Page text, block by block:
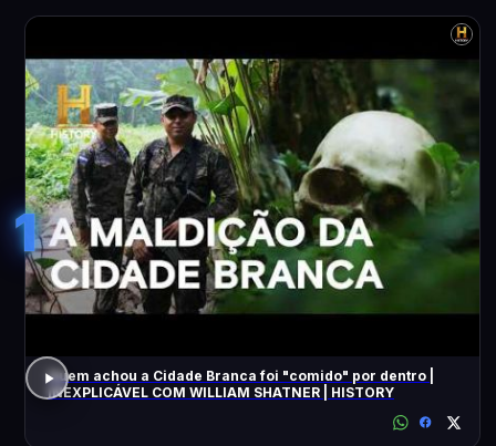
1
Quem achou a Cidade Branca foi "comido" por dentro |
INEXPLICÁVEL COM WILLIAM SHATNER | HISTORY